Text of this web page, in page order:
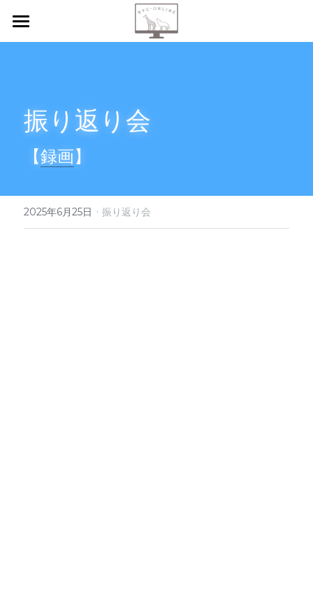
【新規申込】
共感傾聴
ニーズカード
振り返り会
振り返り会
【録画】
2025年6月25日 · 振り返り会